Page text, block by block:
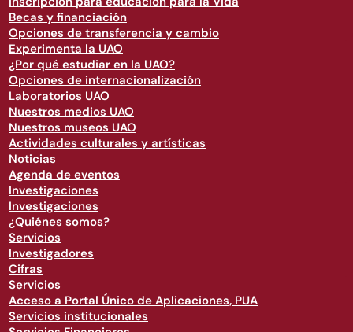
Becas y financiación
Opciones de transferencia y cambio
Experimenta la UAO
¿Por qué estudiar en la UAO?
Opciones de internacionalización
Laboratorios UAO
Nuestros medios UAO
Nuestros museos UAO
Actividades culturales y artísticas
Noticias
Agenda de eventos
Investigaciones
Investigaciones
¿Quiénes somos?
Servicios
Investigadores
Cifras
Servicios
Acceso a Portal Único de Aplicaciones, PUA
Servicios institucionales